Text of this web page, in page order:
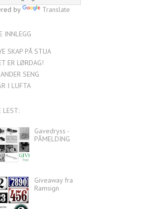
by Translate
INNLEGG
SKAP PÅ STUA
ER LØRDAG!
SENG
I LUFTA
LEST:
Gavedryss -
PÅMELDING
Giveaway fra
Ramsign